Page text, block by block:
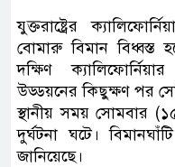
যুক্তরাষ্ট্রের
বোমারু বিমান বিধ্বস্ত
দক্ষিণ
উড্ডয়নের কিছুক্ষণ পর
স্থানীয় সময় সোমবার
দুর্ঘটনা ঘটে।
জানিয়েছে।